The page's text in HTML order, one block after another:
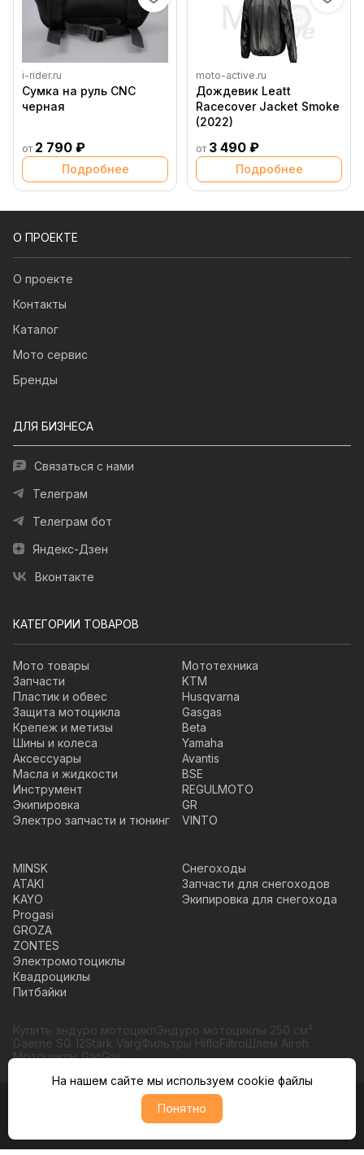
i-rider.ru
Сумка на руль CNC
черная
от 2 790 ₽
Подробнее
moto-active.ru
Дождевик Leatt
Racecover Jacket Smoke
(2022)
от 3 490 ₽
Подробнее
О ПРОЕКТЕ
О проекте
Контакты
Каталог
Мото сервис
Бренды
ДЛЯ БИЗНЕСА
Связаться с нами
Телеграм
Телеграм бот
Яндекс-Дзен
Вконтакте
КАТЕГОРИИ ТОВАРОВ
Мото товары
Запчасти
Пластик и обвес
Защита мотоцикла
Крепеж и метизы
Шины и колеса
Аксессуары
Масла и жидкости
Инструмент
Экипировка
Электро запчасти и тюнинг
Мототехника
KTM
Husqvarna
Gasgas
Beta
Yamaha
Avantis
BSE
REGULMOTO
GR
VINTO
MINSK
ATAKI
KAYO
Progasi
GROZA
ZONTES
Электромотоциклы
Квадроциклы
Питбайки
Снегоходы
Запчасти для снегоходов
Экипировка для снегохода
Купить эндуро мотоциклЭндуро мотоциклы 250 см³
Gaerne SG 12Stark VargФильтры HifloFiltroШлем Airoh
Мотоциклы GasGas
© Moto365, Все права защищены
Политика обратботки персональных данных
На нашем сайте мы используем cookie файлы
Понятно